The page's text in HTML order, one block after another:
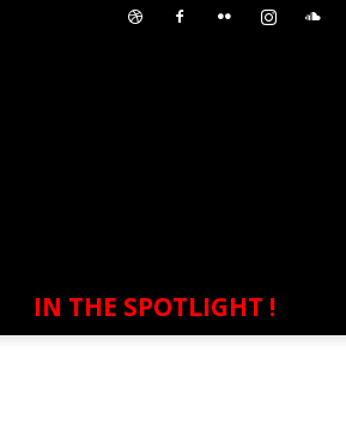
IN THE SPOTLIGHT !